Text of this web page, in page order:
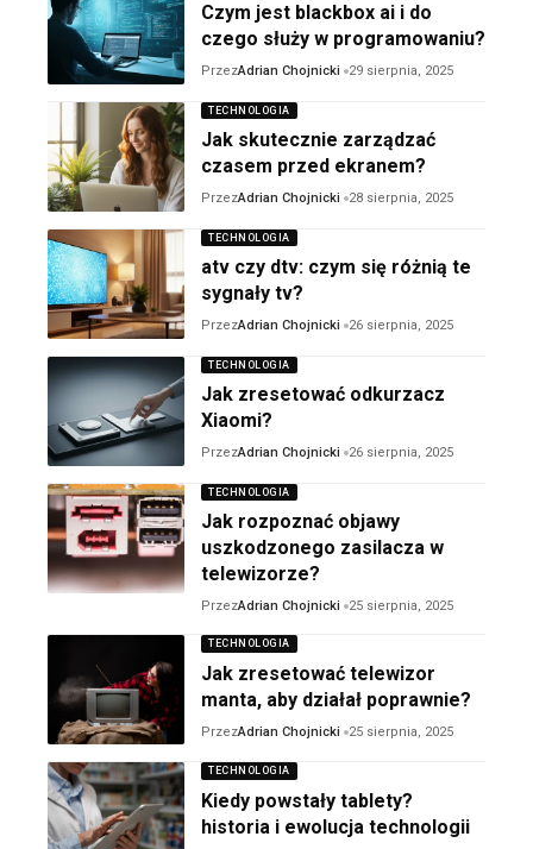
Czym jest blackbox ai i do
czego służy w programowaniu?
PrzezAdrian Chojnicki 29 sierpnia, 2025
TECHNOLOGIA
Jak skutecznie zarządzać
czasem przed ekranem?
PrzezAdrian Chojnicki 28 sierpnia, 2025
TECHNOLOGIA
atv czy dtv: czym się różnią te
sygnały tv?
PrzezAdrian Chojnicki 26 sierpnia, 2025
TECHNOLOGIA
Jak zresetować odkurzacz
Xiaomi?
PrzezAdrian Chojnicki 26 sierpnia, 2025
TECHNOLOGIA
Jak rozpoznać objawy
uszkodzonego zasilacza w
telewizorze?
PrzezAdrian Chojnicki 25 sierpnia, 2025
TECHNOLOGIA
Jak zresetować telewizor
manta, aby działał poprawnie?
PrzezAdrian Chojnicki 25 sierpnia, 2025
TECHNOLOGIA
Kiedy powstały tablety?
historia i ewolucja technologii